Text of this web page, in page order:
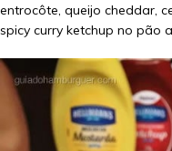
entrocôte, queijo cheddar,
spicy curry ketchup no pão